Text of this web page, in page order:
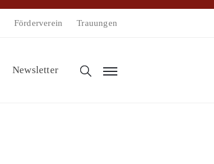
Förderverein Trauungen
Newsletter